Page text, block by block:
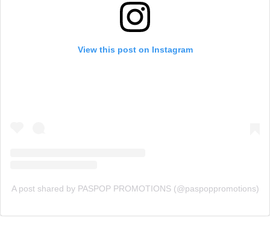
View this post on Instagram
A post shared by PASPOP PROMOTIONS (@paspoppromotions)